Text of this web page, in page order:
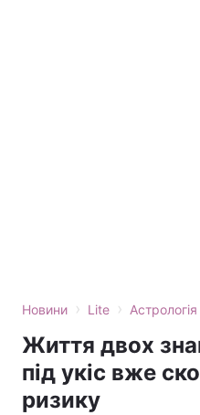
Новини › Lite › Астрологія
Життя двох
під укіс вже
ризику